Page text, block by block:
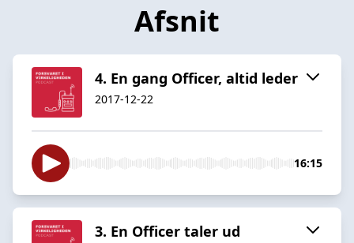
Afsnit
4. En gang Officer, altid leder
2017-12-22
16:15
3. En Officer taler ud